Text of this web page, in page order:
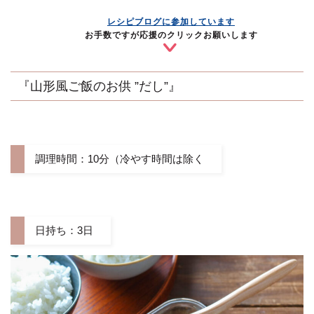
レシピブログに参加しています
お手数ですが応援のクリックお願いします
『山形風ご飯のお供 ”だし”』
調理時間：10分（冷やす時間は除く
日持ち：3日